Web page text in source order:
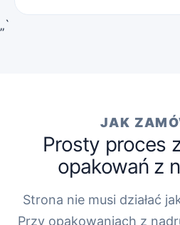
„`
JAK
Prosty proces
opakowań z
Strona nie musi działać
Przy opakowaniach z